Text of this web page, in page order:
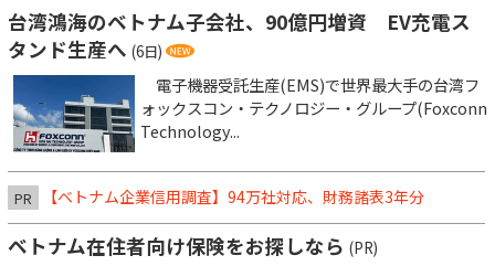
台湾鴻海のベトナム子会社、90億円増資 EV充電ス
タンド生産へ (6日)
電子機器受託生産(EMS)で世界最大手の台湾フ
ォックスコン・テクノロジー・グループ(Foxconn
Technology...
PR 【ベトナム企業信用調査】94万社対応、財務諸表3年分
ベトナム在住者向け保険をお探しなら (PR)